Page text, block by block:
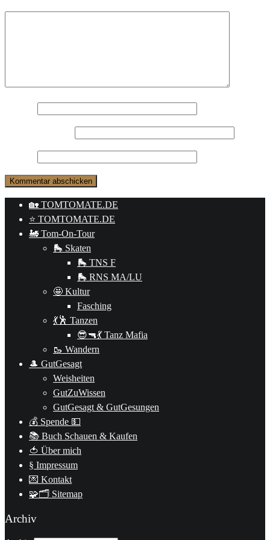
🏡 TOMTOMATE.DE
⭐️ TOMTOMATE.DE
🚂 Tom-On-Tour
🛼 Skaten
🛼 TNS F
🛼 RNS MA/LU
🤩 Kultur
Fasching
💃🕺 Tanzen
😎🔫💃 Tanz Mafia
🥾 Wandern
🎩 GutGesagt
Weisheiten
GutZuWissen
GutGesagt & GutGesungen
💰 Spende 💵
📚 Buch Schauen & Kaufen
🍅 Über mich
§ Impressum
💌 Kontakt
🧩🗂 Sitemap
Archiv